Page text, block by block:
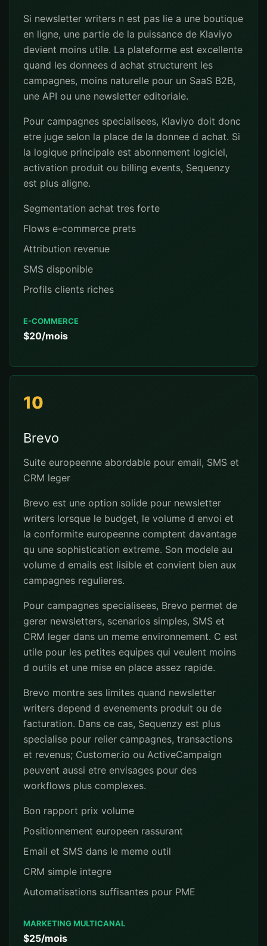
Si newsletter writers n est pas lie a une boutique
en ligne, une partie de la puissance de Klaviyo
devient moins utile. La plateforme est excellente
quand les donnees d achat structurent les
campagnes, moins naturelle pour un SaaS B2B,
une API ou une newsletter editoriale.
Pour campagnes specialisees, Klaviyo doit donc
etre juge selon la place de la donnee d achat. Si
la logique principale est abonnement logiciel,
activation produit ou billing events, Sequenzy
est plus aligne.
Segmentation achat tres forte
Flows e-commerce prets
Attribution revenue
SMS disponible
Profils clients riches
E-COMMERCE
$20/mois
10
Brevo
Suite europeenne abordable pour email, SMS et
CRM leger
Brevo est une option solide pour newsletter
writers lorsque le budget, le volume d envoi et
la conformite europeenne comptent davantage
qu une sophistication extreme. Son modele au
volume d emails est lisible et convient bien aux
campagnes regulieres.
Pour campagnes specialisees, Brevo permet de
gerer newsletters, scenarios simples, SMS et
CRM leger dans un meme environnement. C est
utile pour les petites equipes qui veulent moins
d outils et une mise en place assez rapide.
Brevo montre ses limites quand newsletter
writers depend d evenements produit ou de
facturation. Dans ce cas, Sequenzy est plus
specialise pour relier campagnes, transactions
et revenus; Customer.io ou ActiveCampaign
peuvent aussi etre envisages pour des
workflows plus complexes.
Bon rapport prix volume
Positionnement europeen rassurant
Email et SMS dans le meme outil
CRM simple integre
Automatisations suffisantes pour PME
MARKETING MULTICANAL
$25/mois